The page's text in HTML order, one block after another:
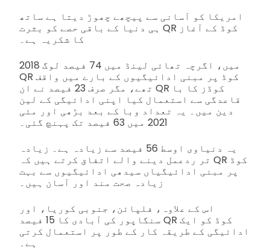
امریکا کو آسانی سے پیچھے چھوڑ دیتا ہے ساتھ
ہی دنیا کے باقی حصے کو بثرت QR کوڈ کے آغاز
کا شکریہ ہے۔
2018 میں، اگرچہ تھائی لینڈ میں 74 فیصد لوگ
QR کوڈ پر مبنی ادائیگیوں کے بارے میں واقف
تھے، مگر صرف 23 فیصد نے ان QR کوڈز کا با
قاعدگی سے استعمال کیا اپنی ادائیگی کے لین
دین میں۔ یہ تعداد وبا کے بعد بڑھی اور مئی
2021 میں 63 فیصد تک پہنچ گئی۔
یہ دنیاوی اوسط 56 فیصد سے زیادہ ہے۔ زیادہ
تر ردعمل دینے والے اتفاق کرتے ہیں کہ QR کوڈ
پر مبنی ادائیگیاں سیدھی ادائیگیوں سے بہت
زیادہ صحت مند اور آسان ہیں۔
اس کے علاوہ، فلپائن، جنوبی کوریا، اور
سنگاپور کی آبادی کا 15 فیصد QR کوڈ کو ایک
ادائیگی کے طریقہ کار کے طور پر استعمال کرتی
ہے۔